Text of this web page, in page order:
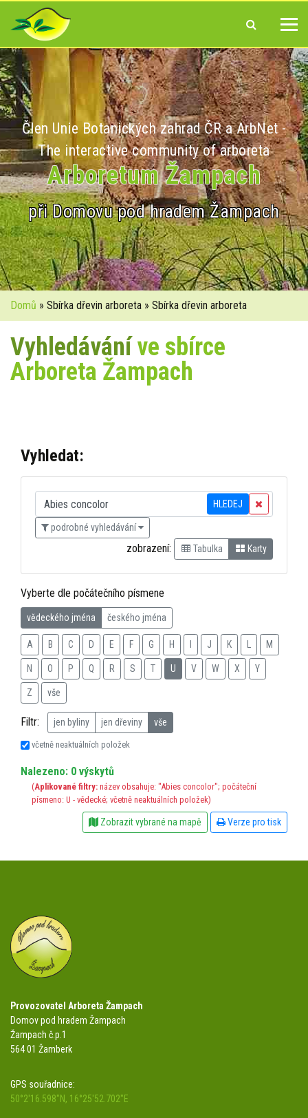
Člen Unie Botanických zahrad ČR a ArbNet -
The interactive community of arboreta
Arboretum Žampach
při Domovu pod hradem Žampach
Domů » Sbírka dřevin arboreta » Sbírka dřevin arboreta
Vyhledáváníve sbírce
Arboreta Žampach
Vyhledat:
HLEDEJ
podrobné vyhledávání
zobrazení: Tabulka Karty
Vyberte dle počátečního písmene
vědeckého jména českého jména
A B C D E F G H J K M
N O P Q R S T U V W X Y
Z vše
Filtr: jen byliny jen dřeviny vše
včetně neaktuálních položek
Nalezeno: 0 výskytů
(Aplikované filtry: název obsahuje: "Abies concolor"; počáteční
písmeno: U - vědecké; včetně neaktuálních položek)
Zobrazit vybrané na mapě Verze pro tisk
Provozovatel Arboreta Žampach
Domov pod hradem Žampach
Žampach č.p.1
564 01 Žamberk
GPS souřadnice:
50°2'16.598"N, 16°25'52.702"E